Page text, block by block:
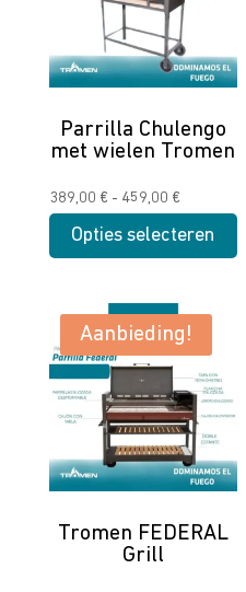
Parrilla Chulengo
met wielen Tromen
389,00 € - 459,00 €Prijsklasse:
tot
Opties selecteren
meerdere
variaties.
Deze
kan
worden
Aanbieding!
Tromen FEDERAL
Grill